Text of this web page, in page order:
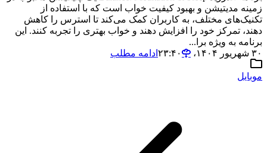
زمینه مدیتیشن و بهبود کیفیت خواب است که با استفاده از
تکنیک‌های مختلف، به کاربران کمک می‌کند تا استرس را کاهش
دهند، تمرکز خود را افزایش دهند و خواب بهتری را تجربه کنند. این
برنامه به ویژه برا...
۳۰ شهریور ۱۴۰۴،‏ ۲۳:۴۰
ادامه مطلب
موبایل